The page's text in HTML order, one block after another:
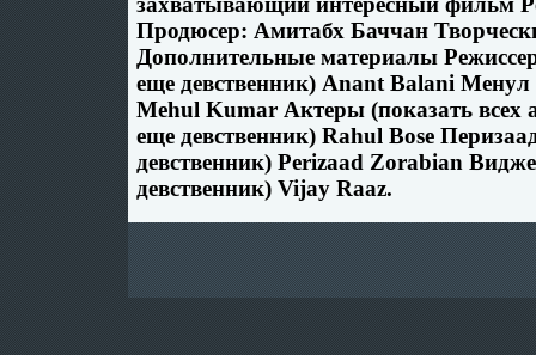
Продюсер: Амитабх Баччан
Дополнительные материалы
еще девственник) Anant Balani
Mehul Kumar Актеры (показать всех
еще девственник) Rahul Bose
девственник) Perizaad Zorabian
девственник) Vijay Raaz.